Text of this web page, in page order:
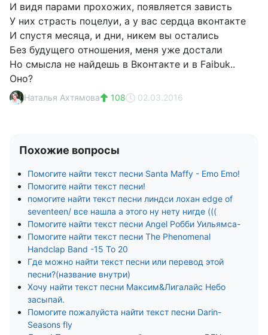
И видя парами прохожих, появляется зависть
У них страсть поцелуи, а у вас сердца вконтакте
И спустя месяца, и дни, никем вы остались
Без будущего отношения, меня уже достали
Но смысла не найдешь в Вконтакте и в Faibuk..
Оно?
Наталья Ахтямова 108 02.03.2016
Похожие вопросы
Помогите найти текст песни Santa Maffy - Emo Emo!
Помогите найти текст песни!
помогите найти текст песни линдси лохан edge of
seventeen/ все нашла а этого ну нету нигде (((
Помогите найти текст песни Angel Робби Уильямса-
Помогите найти текст песни The Phenomenal
Handclap Band -15 To 20
Где можно найти текст песни или перевод этой
песни?(название внутри)
Хочу найти текст песни Максим&Лигалайс Небо
засыпай.
Помогите пожалуйста найти текст песни Darin-
Seasons fly